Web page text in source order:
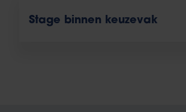
Stage binnen keuzevak